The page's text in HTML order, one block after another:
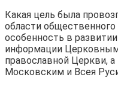
Какая цель была
области
особенность в
информации
православной Церкви,
Московским и Всея